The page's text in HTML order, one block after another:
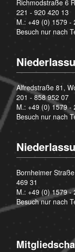
Richmodstraße 6
221 - 920 420 13
M.: +49 (0) 1579 -
Besuch nur nach
Alfredstraße 81,
201 - 858 952 07
M.: +49 (0) 1579 -
Besuch nur nach
Bornheimer
469 31
M.: +49 (0) 1579 -
Besuch nur nach